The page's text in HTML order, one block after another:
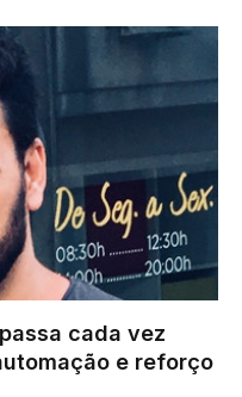
cada vez
e reforço